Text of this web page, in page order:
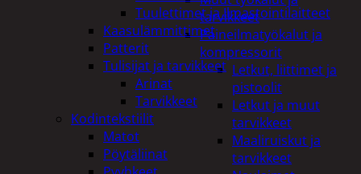
tarvikkeet
Paineilmatyökalut ja
kompressorit
Letkut, liittimet ja
pistoolit
Letkut ja muut
tarvikkeet
Maaliruiskut ja
tarvikkeet
Tuulettimet ja Ilmastointilaitteet
Kaasulämmittimet
Patterit
Tulisijat ja tarvikkeet
Arinat
Tarvikkeet
Kodintekstiilit
Matot
Pöytäliinat